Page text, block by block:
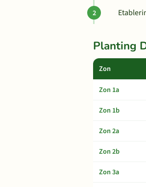
Planting
Zon
Zon 1a
Zon 1b
Zon 2a
Zon 2b
Zon 3a